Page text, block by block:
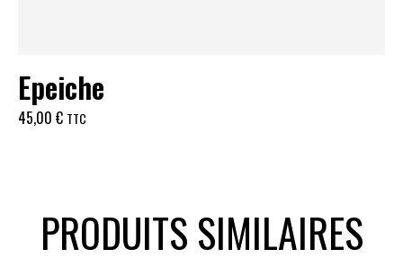
Epeiche
45,00 € TTC
PRODUITS SIMILAIRES